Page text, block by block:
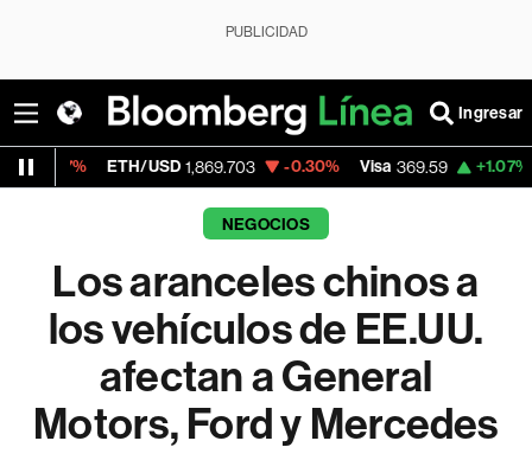
PUBLICIDAD
Ingresar
ETH/USD 1,869.703 -0.30% Visa 369.59 +1.07%
NEGOCIOS
Los aranceles chinos a
los vehículos de EE.UU.
afectan a General
Motors, Ford y Mercedes